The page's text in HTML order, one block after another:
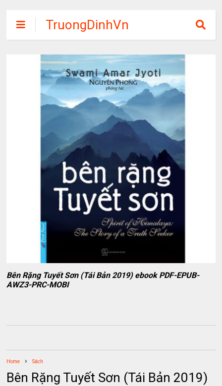
TruongDinhVn
Chia sẽ ebook,
các khóa học,
phần mềm học
tập miễn phí
Bên Rặng Tuyết Sơn (Tái Bản 2019) ebook PDF-EPUB-
AWZ3-PRC-MOBI
Home Sách
Bên Rặng Tuyết Sơn (Tái Bản 2019)